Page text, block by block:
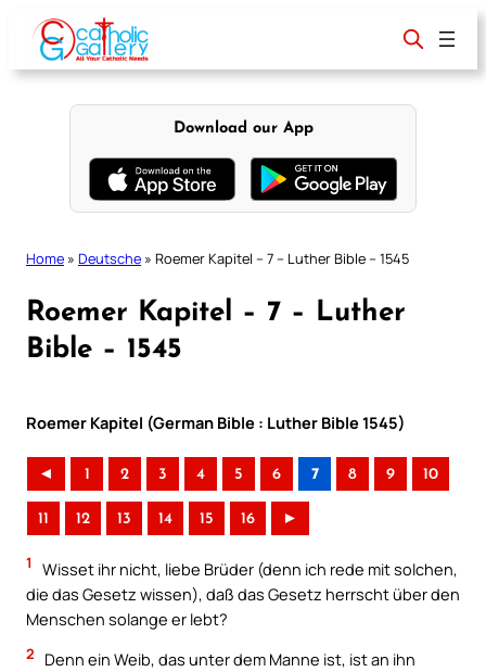
content
Download our App
Home » Deutsche » Roemer Kapitel – 7 – Luther Bible – 1545
Roemer Kapitel – 7 – Luther
Bible – 1545
Roemer Kapitel (German Bible : Luther Bible 1545)
◄ 1 2 3 4 5 6 7 8 9 10
11 12 13 14 15 16 ►
1
Wisset ihr nicht, liebe Brüder (denn ich rede mit solchen,
die das Gesetz wissen), daß das Gesetz herrscht über den
Menschen solange er lebt?
2
Denn ein Weib, das unter dem Manne ist, ist an ihn